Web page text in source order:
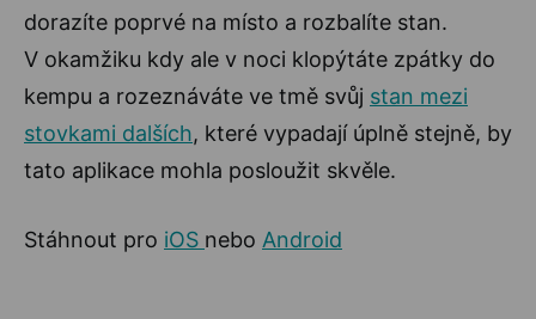
dorazíte poprvé na místo a rozbalíte stan.
V okamžiku kdy ale v noci klopýtáte zpátky do
kempu a rozeznáváte ve tmě svůj stan mezi
stovkami dalších, které vypadají úplně stejně, by
tato aplikace mohla posloužit skvěle.
Stáhnout pro iOS nebo Android